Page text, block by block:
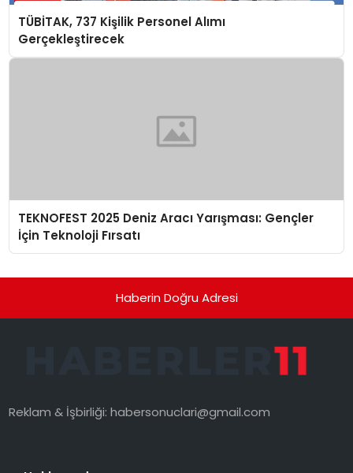
TÜBİTAK, 737 Kişilik Personel Alımı
Gerçekleştirecek
TEKNOFEST 2025 Deniz Aracı Yarışması: Gençler
İçin Teknoloji Fırsatı
Haberin Doğru Adresi
Reklam & İşbirliği:habersonuclari@gmail.com